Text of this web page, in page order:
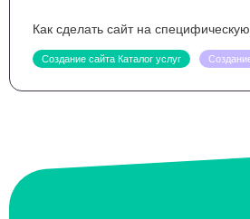
Как сделать сайт на
Создание сайта Каталог услуг